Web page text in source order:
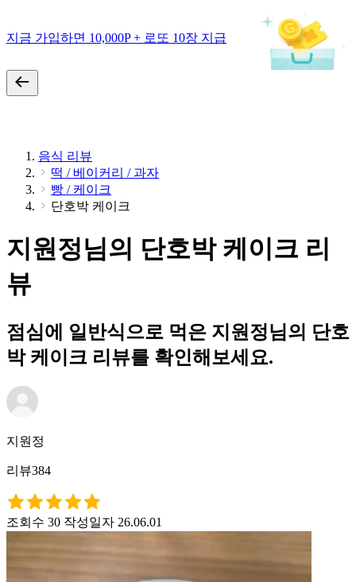
지금 가입하면 10,000P + 로또 10장 지급
음식 리뷰
떡 / 베이커리 / 과자
빵 / 케이크
단호박 케이크
지원정님의 단호박 케이크 리
뷰
점심에 일반식으로 먹은 지원정님의 단호
박 케이크 리뷰를 확인해보세요.
지원정
리뷰384
조회수 30 작성일자 26.06.01